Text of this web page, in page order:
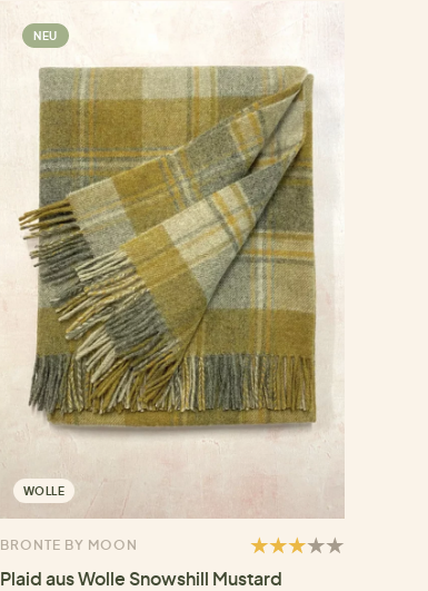
NEU
WOLLE
BRONTE BY MOON
Plaid aus Wolle Snowshill Mustard